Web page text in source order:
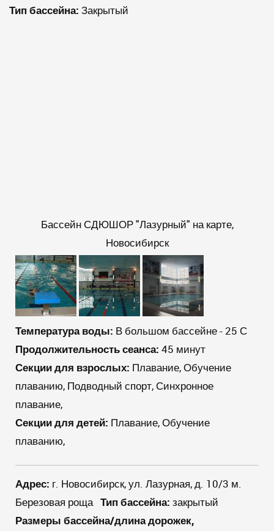
Тип бассейна: Закрытый
Бассейн СДЮШОР "Лазурный" на карте,
Новосибирск
Температура воды: В большом бассейне - 25 С
Продолжительность сеанса: 45 минут
Секции для взрослых: Плавание, Обучение
плаванию, Подводный спорт, Синхронное
плавание,
Секции для детей: Плавание, Обучение
плаванию,
Адрес: г. Новосибирск, ул. Лазурная, д. 10/3 м.
Березовая роща Тип бассейна: закрытый
Размеры бассейна/длина дорожек,